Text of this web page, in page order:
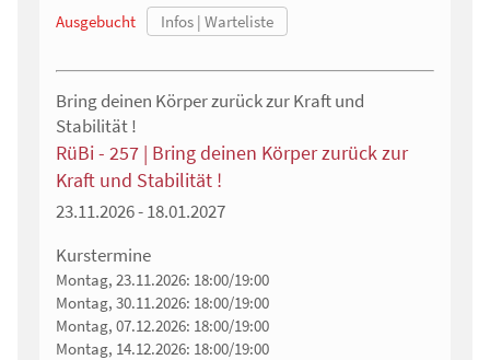
Ausgebucht
Bring deinen Körper zurück zur Kraft und
Stabilität !
RüBi - 257 | Bring deinen Körper zurück zur
Kraft und Stabilität !
23.11.2026 - 18.01.2027
Kurstermine
Montag, 23.11.2026: 18:00/19:00
Montag, 30.11.2026: 18:00/19:00
Montag, 07.12.2026: 18:00/19:00
Montag, 14.12.2026: 18:00/19:00